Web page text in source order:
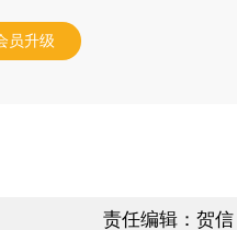
员升级
责任编辑：贺信